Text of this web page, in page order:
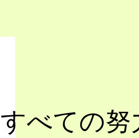
すべての努